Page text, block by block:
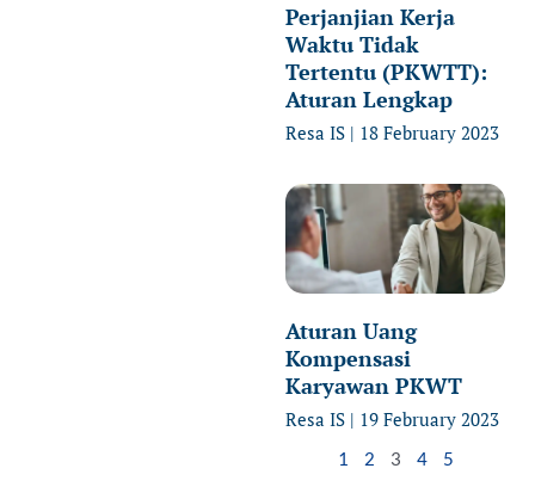
Perjanjian Kerja
Waktu Tidak
Tertentu (PKWTT):
Aturan Lengkap
Resa IS 18 February 2023
Aturan Uang
Kompensasi
Karyawan PKWT
Resa IS 19 February 2023
1 2 3 4 5